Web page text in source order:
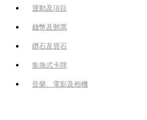
運動及項目
錢幣及郵票
鑽石及寶石
集換式卡牌
音樂、電影及相機